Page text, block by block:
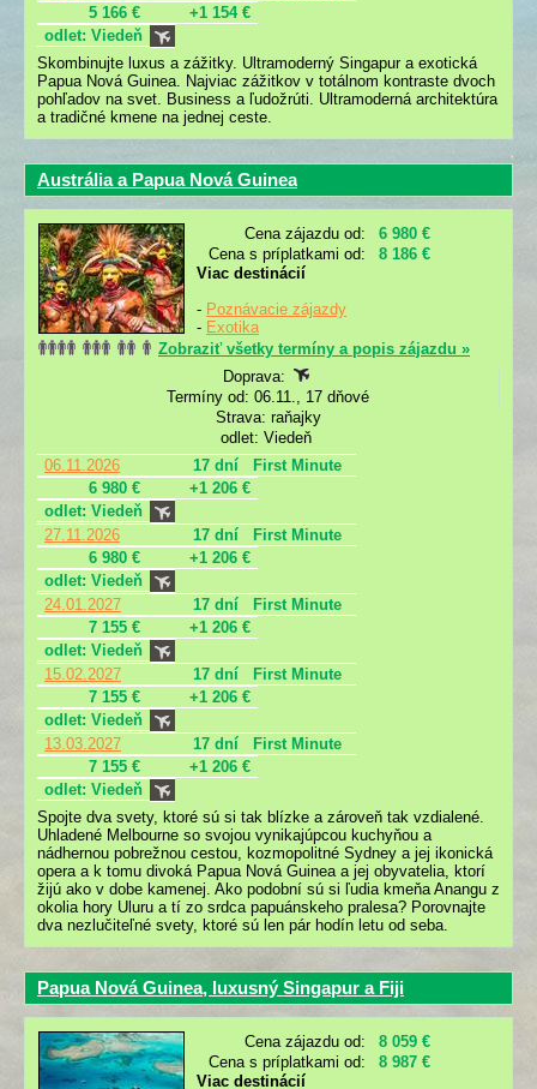
5 166 €
+1 154 €
odlet: Viedeň
Skombinujte luxus a zážitky. Ultramoderný Singapur a exotická
Papua Nová Guinea. Najviac zážitkov v totálnom kontraste dvoch
pohľadov na svet. Business a ľudožrúti. Ultramoderná architektúra
a tradičné kmene na jednej ceste.
Austrália a Papua Nová Guinea
Cena zájazdu od:
6 980 €
Cena s príplatkami od:
8 186 €
Viac destinácií
- Poznávacie zájazdy
- Exotika
Zobraziť všetky termíny a popis zájazdu »
Doprava:
Termíny od: 06.11., 17 dňové
Strava: raňajky
odlet: Viedeň
06.11.2026
17 dní
First Minute
6 980 €
+1 206 €
odlet: Viedeň
27.11.2026
17 dní
First Minute
6 980 €
+1 206 €
odlet: Viedeň
24.01.2027
17 dní
First Minute
7 155 €
+1 206 €
odlet: Viedeň
15.02.2027
17 dní
First Minute
7 155 €
+1 206 €
odlet: Viedeň
13.03.2027
17 dní
First Minute
7 155 €
+1 206 €
odlet: Viedeň
Spojte dva svety, ktoré sú si tak blízke a zároveň tak vzdialené.
Uhladené Melbourne so svojou vynikajúpcou kuchyňou a
nádhernou pobrežnou cestou, kozmopolitné Sydney a jej ikonická
opera a k tomu divoká Papua Nová Guinea a jej obyvatelia, ktorí
žijú ako v dobe kamenej. Ako podobní sú si ľudia kmeňa Anangu z
okolia hory Uluru a tí zo srdca papuánskeho pralesa? Porovnajte
dva nezlučiteľné svety, ktoré sú len pár hodín letu od seba.
Papua Nová Guinea, luxusný Singapur a Fiji
Cena zájazdu od:
8 059 €
Cena s príplatkami od:
8 987 €
Viac destinácií